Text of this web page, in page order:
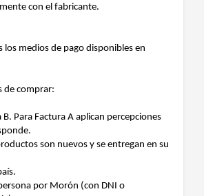
con el fabricante.
los medios de pago disponibles en
de comprar:
Para Factura A aplican percepciones
son nuevos y se entregan en su
por Morón (con DNI o